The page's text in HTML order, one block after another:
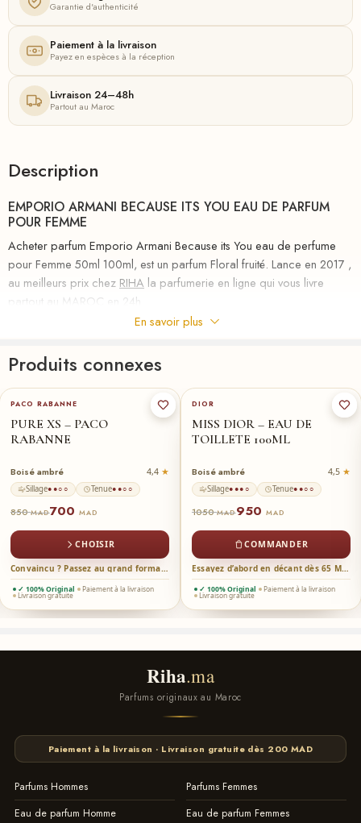
Garantie d'authenticité
Paiement à la livraison
Payez en espèces à la réception
Livraison 24–48h
Partout au Maroc
Description
EMPORIO ARMANI BECAUSE ITS YOU EAU DE PARFUM
POUR FEMME
Acheter parfum Emporio Armani Because its You eau de perfume
pour Femme 50ml 100ml, est un parfum Floral fruité. Lance en 2017 ,
au meilleurs prix chez RIHA la parfumerie en ligne qui vous livre
partout au MAROC en 24h
la ligne Emporio Armani censés représenter «une incarnation
olfactive de l’authentique amour des temps modernes». L’édition
féminine Parce que c’est toi et le masculin Stronger With You paraîtra
en juin 2017. Notes de tête: framboise, néroli. Coeur: Rose absolue.
Base: vanille, musc . Pour plus des parfums Floral fruité au meilleurs
prix au Maroc voir notre collection
FAMILLE/ FRUITÉE
En savoir plus
Produits connexes
50-ml★
PACO RABANNE
PURE XS – PACO
RABANNE
Boisé ambré 4,4
Sillage●●○○ Tenue●●○○
850MAD700 MAD
CHOISIR
Convaincu ? Passez au grand format →
✓ 100% Original Paiement à la livraison
Livraison gratuite
DIOR
MISS DIOR – EAU DE
TOILLETE 100ML
Boisé ambré 4,5
Sillage●●●○ Tenue●●○○
1050MAD950 MAD
COMMANDER
Essayez d’abord en décant dès 65 MAD →
✓ 100% Original Paiement à la livraison
Livraison gratuite
Riha.ma
Parfums originaux au Maroc
Paiement à la livraison · Livraison gratuite dès 200 MAD
Parfums Hommes
Parfums Femmes
Eau de parfum Homme
Eau de parfum Femmes